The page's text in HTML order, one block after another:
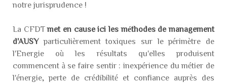
notre jurisprudence !
La CFDTmet en cause ici les méthodes de management
d'AUSYparticulièrement toxiques sur le périmètre de
l'Energie où les résultats qu'elles produisent
commencent à se faire sentir : inexpérience du métier de
l'énergie, perte de crédibilité et confiance auprès des